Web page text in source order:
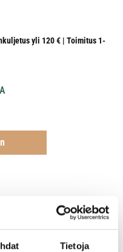
Tietoja
yli 120 € | Toimitus 1-